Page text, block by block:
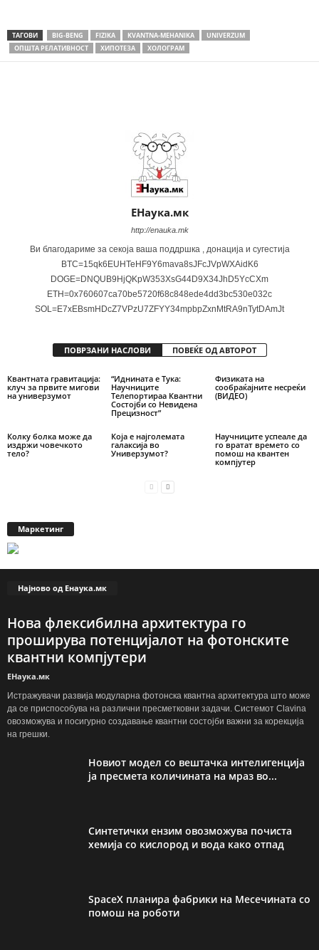
ТАГОВИ BIG-BENG FIZIKA KVANTNA-MEHANIKA
UNIVERZUM
ОПШТА РЕЛАТИВНОСТ
ХИПОТЕЗА ХОЛОГРАМ
ЕНаука.мк
http://enauka.mk
Ви благодариме за секоја ваша поддршка , донација и сугестија
BTC=15qk6EUHTeHF9Y6mava8sJFcJVpWXAidK6
DOGE=DNQUB9HjQKpW353XsG44D9X34JhD5YcCXm
ETH=0x760607ca70be5720f68c848ede4dd3bc530e032c
SOL=E7xEBsmHDcZ7VPzU7ZFYY34mpbpZxnMtRA9nTytDAmJt
ПОВРЗАНИ НАСЛОВИ ПОВЕЌЕ ОД АВТОРОТ
Квантната гравитација:
клуч за првите мигови
на универзумот
“Иднината е Тука:
Научниците
Телепортираа Квантни
Состојби со Невидена
Прецизност”
Физиката на
сообраќајните несреќи
(ВИДЕО)
Колку болка може да
издржи човечкото
тело?
Која е најголемата
галаксија во
Универзумот?
Научниците успеале да
го вратат времето со
помош на квантен
компјутер
Маркетинг
Најново од Енаука.мк
Нова флексибилна архитектура го
проширува потенцијалот на фотонските
квантни компјутери
ЕНаука.мк
Истражувачи развија модуларна фотонска квантна архитектура што може
да се приспособува на различни пресметковни задачи. Системот Clavina
овозможува и посигурно создавање квантни состојби важни за корекција
на грешки.
Новиот модел со вештачка интелигенција
ја пресмета количината на мраз во...
Синтетички ензим овозможува почиста
хемија со кислород и вода како отпад
SpaceX планира фабрики на Месечината со
помош на роботи